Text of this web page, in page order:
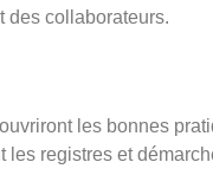
des collaborateurs.
les bonnes
les registres et